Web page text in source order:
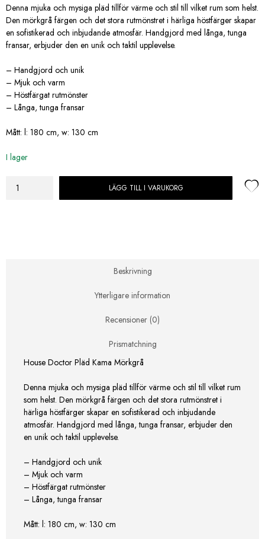
849,00 kr.499,00 kr.
Denna mjuka och mysiga pläd tillför värme och stil till vilket rum som helst.
Den mörkgrå färgen och det stora rutmönstret i härliga höstfärger skapar
en sofistikerad och inbjudande atmosfär. Handgjord med långa, tunga
fransar, erbjuder den en unik och taktil upplevelse.
– Handgjord och unik
– Mjuk och varm
– Höstfärgat rutmönster
– Långa, tunga fransar
Mått: l: 180 cm, w: 130 cm
I lager
House
LÄGG TILL I VARUKORG
Beskrivning
Ytterligare information
Recensioner (0)
Prismatchning
House Doctor Pläd Kama Mörkgrå
Denna mjuka och mysiga pläd tillför värme och stil till vilket rum
som helst. Den mörkgrå färgen och det stora rutmönstret i
härliga höstfärger skapar en sofistikerad och inbjudande
atmosfär. Handgjord med långa, tunga fransar, erbjuder den
en unik och taktil upplevelse.
– Handgjord och unik
– Mjuk och varm
– Höstfärgat rutmönster
– Långa, tunga fransar
Mått: l: 180 cm, w: 130 cm